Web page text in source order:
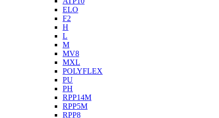
ELO
F2
H
L
M
MV8
MXL
POLYFLEX
PU
PH
RPP14M
RPP5M
RPP8